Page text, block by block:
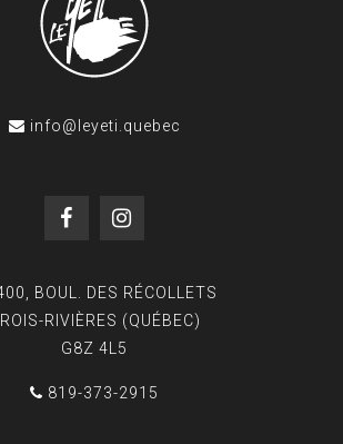
info@leyeti.quebec
BOUL. DES RÉCOLLETS
RIVIÈRES (QUÉBEC)
G8Z 4L5
819-373-2915